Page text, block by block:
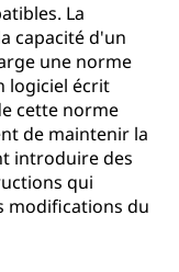
La
capacité d'un
une norme
logiciel écrit
cette norme
de maintenir la
introduire des
qui
modifications du